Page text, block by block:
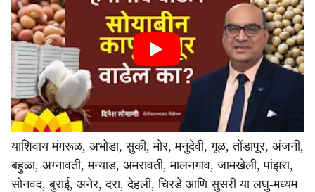
याशिवाय मंगरूळ, अभोडा, सुकी, मोर, मनुदेवी, गूळ, तोंडापूर, अंजनी,
बहुळा, अग्नावती, मन्याड, अमरावती, मालनगाव, जामखेली, पांझरा,
सोनवद, बुराई, अनेर, दरा, देहली, चिरडे आणि सुसरी या लघु-मध्यम